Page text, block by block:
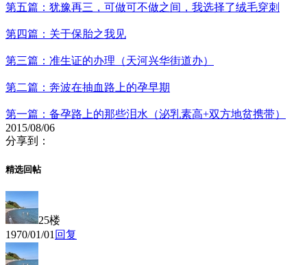
第五篇：犹豫再三，可做可不做之间，我选择了绒毛穿刺
第四篇：关于保胎之我见
第三篇：准生证的办理（天河兴华街道办）
第二篇：奔波在抽血路上的孕早期
第一篇：备孕路上的那些泪水（泌乳素高+双方地贫携带）
2015/08/06
分享到：
精选回帖
25楼
1970/01/01 回复